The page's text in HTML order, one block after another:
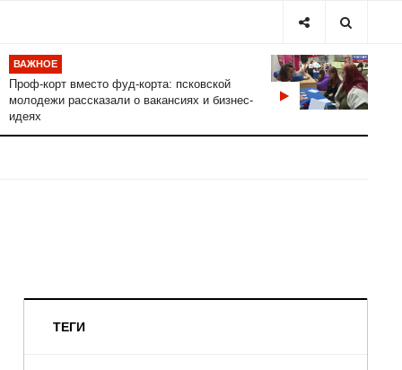
ВАЖНОЕ
Проф-корт вместо фуд-корта: псковской
молодежи рассказали о вакансиях и бизнес-
идеях
ТЕГИ